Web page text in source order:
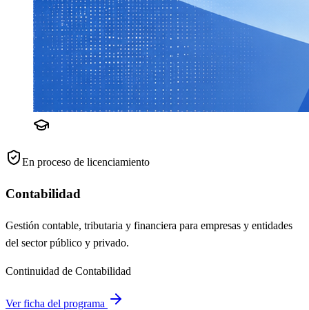
En proceso de licenciamiento
Contabilidad
Gestión contable, tributaria y financiera para empresas y entidades
del sector público y privado.
Continuidad de Contabilidad
Ver ficha del programa